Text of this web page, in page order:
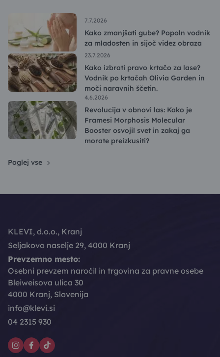
7.7.2026
Kako zmanjšati gube? Popoln vodnik
za mladosten in sijoč videz obraza
23.7.2026
Kako izbrati pravo krtačo za lase?
Vodnik po krtačah Olivia Garden in
moči naravnih ščetin.
4.6.2026
Revolucija v obnovi las: Kako je
Framesi Morphosis Molecular
Booster osvojil svet in zakaj ga
morate preizkusiti?
Poglej vse
KLEVI, d.o.o., Kranj
Seljakovo naselje 29, 4000 Kranj
Prevzemno mesto:
Osebni prevzem naročil in trgovina za pravne osebe
Bleiweisova ulica 30
4000 Kranj, Slovenija
info@klevi.si
04 2315 930